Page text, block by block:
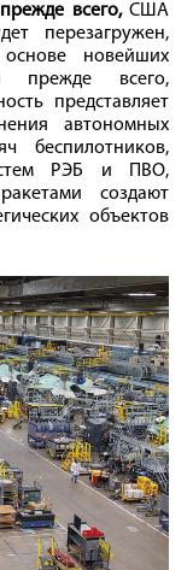
всего,США
перезагружен,
новейших
прежде всего,
представляет
автономных
беспилотников,
РЭБ и ПВО,
создают
объектов